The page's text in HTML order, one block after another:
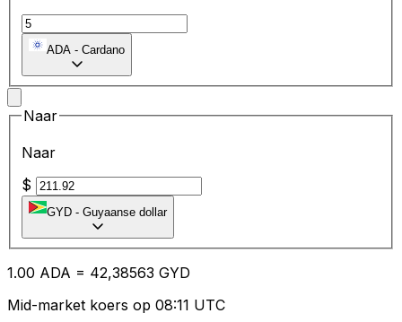
ADA - Cardano
Naar
Naar
$
GYD - Guyaanse dollar
1.00 ADA = 42,38563 GYD
Mid-market koers op 08:11 UTC